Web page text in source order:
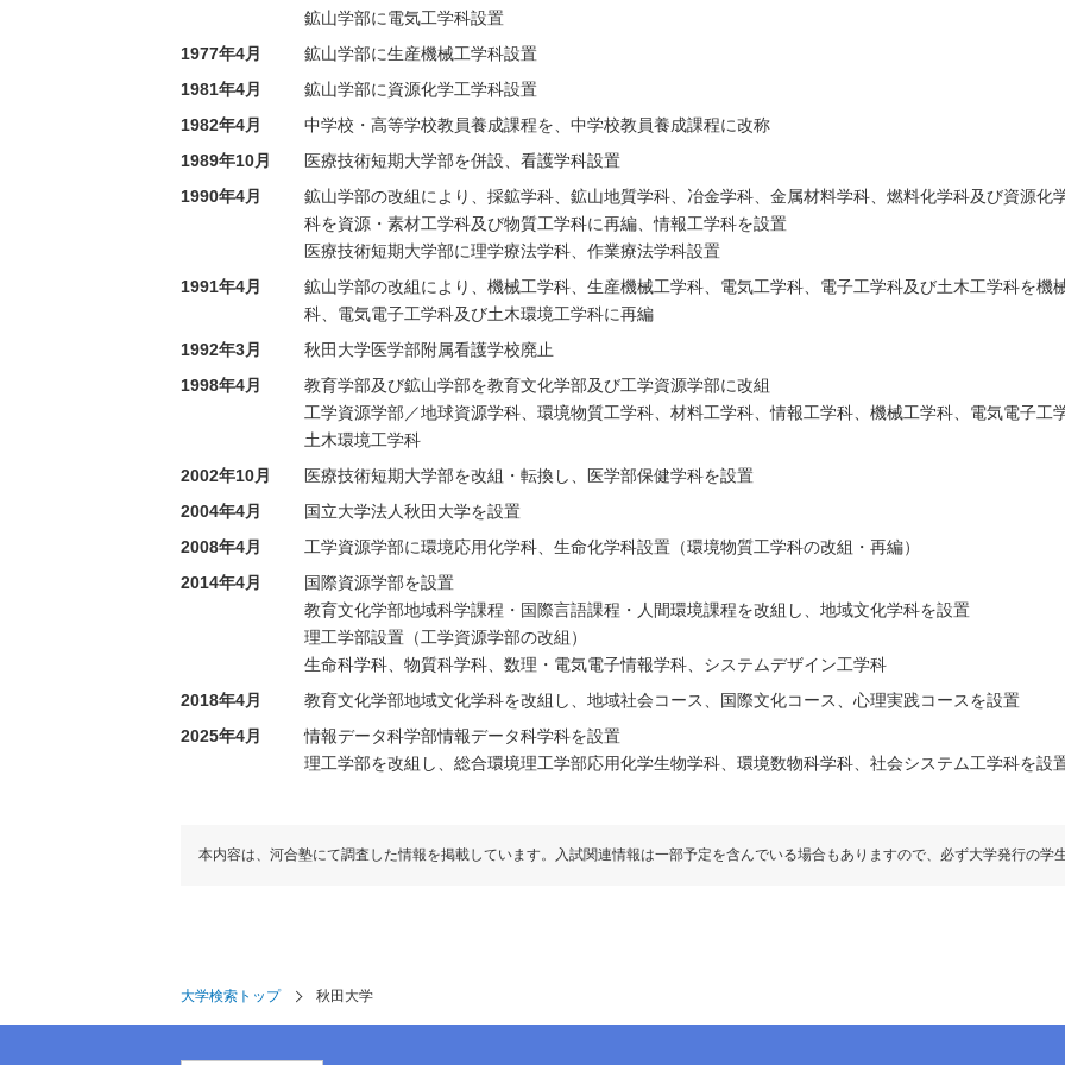
鉱山学部に電気工学科設置
1977年4月
鉱山学部に生産機械工学科設置
1981年4月
鉱山学部に資源化学工学科設置
1982年4月
中学校・高等学校教員養成課程を、中学校教員養成課程に改称
1989年10月
医療技術短期大学部を併設、看護学科設置
1990年4月
鉱山学部の改組により、採鉱学科、鉱山地質学科、冶金学科、金属材料学科、燃料化学科及び資源化
科を資源・素材工学科及び物質工学科に再編、情報工学科を設置
医療技術短期大学部に理学療法学科、作業療法学科設置
1991年4月
鉱山学部の改組により、機械工学科、生産機械工学科、電気工学科、電子工学科及び土木工学科を機
科、電気電子工学科及び土木環境工学科に再編
1992年3月
秋田大学医学部附属看護学校廃止
1998年4月
教育学部及び鉱山学部を教育文化学部及び工学資源学部に改組
工学資源学部／地球資源学科、環境物質工学科、材料工学科、情報工学科、機械工学科、電気電子工学
土木環境工学科
2002年10月
医療技術短期大学部を改組・転換し、医学部保健学科を設置
2004年4月
国立大学法人秋田大学を設置
2008年4月
工学資源学部に環境応用化学科、生命化学科設置（環境物質工学科の改組・再編）
2014年4月
国際資源学部を設置
教育文化学部地域科学課程・国際言語課程・人間環境課程を改組し、地域文化学科を設置
理工学部設置（工学資源学部の改組）
生命科学科、物質科学科、数理・電気電子情報学科、システムデザイン工学科
2018年4月
教育文化学部地域文化学科を改組し、地域社会コース、国際文化コース、心理実践コースを設置
2025年4月
情報データ科学部情報データ科学科を設置
理工学部を改組し、総合環境理工学部応用化学生物学科、環境数物科学科、社会システム工学科を設
本内容は、河合塾にて調査した情報を掲載しています。入試関連情報は一部予定を含んでいる場合もありますので、必ず大学発行の学
大学検索トップ 秋田大学